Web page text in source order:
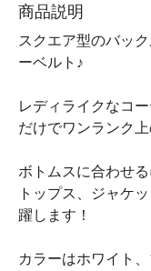
商品説明
スクエア型のバッ
ーベルト♪
レディライクなコ
だけでワンランク上
ボトムスに合わせ
トップス、ジャケ
躍します！
カラーはホワイト